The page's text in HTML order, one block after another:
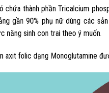
thành phần Tricalcium
gần 90% phụ nữ dùng các
năng sinh con trai theo ý muốn.
axit folic dạng Monoglutamine